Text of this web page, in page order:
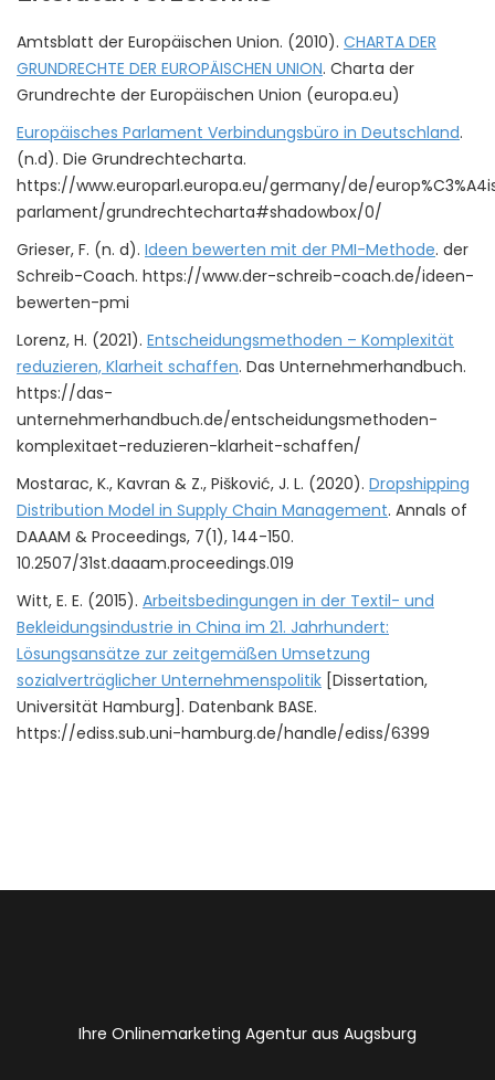
Amtsblatt der Europäischen Union. (2010). CHARTA DER
GRUNDRECHTE DER EUROPÄISCHEN UNION. Charta der
Grundrechte der Europäischen Union (europa.eu)
Europäisches Parlament Verbindungsbüro in Deutschland.
(n.d). Die Grundrechtecharta.
https://www.europarl.europa.eu/germany/de/
parlament/grundrechtecharta#shadowbox/0/
Grieser, F. (n. d). Ideen bewerten mit der PMI-Methode. der
Schreib-Coach. https://www.der-schreib-coach.de/ideen-
bewerten-pmi
Lorenz, H. (2021). Entscheidungsmethoden – Komplexität
reduzieren, Klarheit schaffen. Das Unternehmerhandbuch.
https://das-
unternehmerhandbuch.de/entscheidungsmethoden-
komplexitaet-reduzieren-klarheit-schaffen/
Mostarac, K., Kavran & Z., Pišković, J. L. (2020). Dropshipping
Distribution Model in Supply Chain Management. Annals of
DAAAM & Proceedings, 7(1), 144-150.
10.2507/31st.daaam.proceedings.019
Witt, E. E. (2015). Arbeitsbedingungen in der Textil- und
Bekleidungsindustrie in China im 21. Jahrhundert:
Lösungsansätze zur zeitgemäßen Umsetzung
sozialverträglicher Unternehmenspolitik [Dissertation,
Universität Hamburg]. Datenbank BASE.
https://ediss.sub.uni-hamburg.de/handle/ediss/6399
Ihre Onlinemarketing Agentur aus Augsburg